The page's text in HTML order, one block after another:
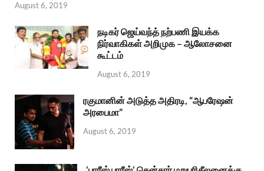
August 6, 2019
நடிகர் ஜெய்வந்த் நற்பணி இயக்க
நிர்வாகிகள் அறிமுக – ஆலோசனை
கூட்டம்
August 6, 2019
ரகுமானின் அடுத்த அதிரடி, “ஆபரேஷன்
அரபைமா”
August 6, 2019